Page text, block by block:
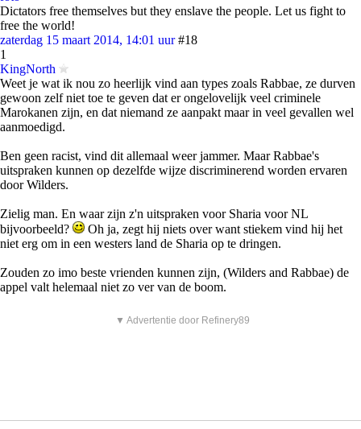
Dictators free themselves but they enslave the people. Let us fight to
free the world!
zaterdag 15 maart 2014, 14:01 uur #18
1
KingNorth
Weet je wat ik nou zo heerlijk vind aan types zoals Rabbae, ze durven
gewoon zelf niet toe te geven dat er ongelovelijk veel criminele
Marokanen zijn, en dat niemand ze aanpakt maar in veel gevallen wel
aanmoedigd.
Ben geen racist, vind dit allemaal weer jammer. Maar Rabbae's
uitspraken kunnen op dezelfde wijze discriminerend worden ervaren
door Wilders.
Zielig man. En waar zijn z'n uitspraken voor Sharia voor NL
bijvoorbeeld?
Oh ja, zegt hij niets over want stiekem vind hij het
niet erg om in een westers land de Sharia op te dringen.
Zouden zo imo beste vrienden kunnen zijn, (Wilders and Rabbae) de
appel valt helemaal niet zo ver van de boom.
▼ Advertentie door Refinery89